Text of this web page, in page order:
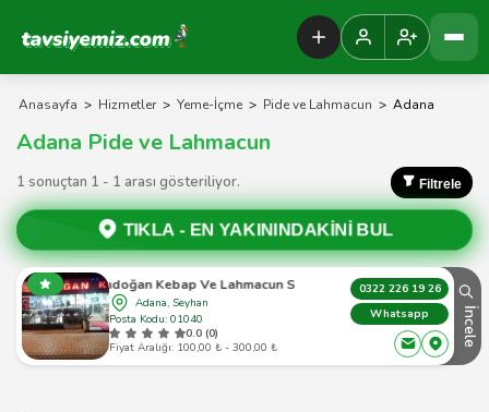
Tavsiyemiz Anasayfa
Anasayfa > Hizmetler > Yeme-İçme > Pide ve Lahmacun > Adana
Adana Pide ve Lahmacun
1 sonuçtan 1 - 1 arası gösteriliyor. Filtrele
TIKLA - EN YAKININDAKİNİ BUL
Şendoğan Kebap Ve Lahmacun Salonu
Adana, Seyhan
Posta Kodu: 01040
0.0 (0)
Fiyat Aralığı: 100,00 ₺ - 300,00 ₺
0322 226 19 26
Whatsapp
İncele